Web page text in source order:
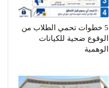
5 خطوات تحمي الطلاب من
الوقوع ضحية للكيانات
الوهمية